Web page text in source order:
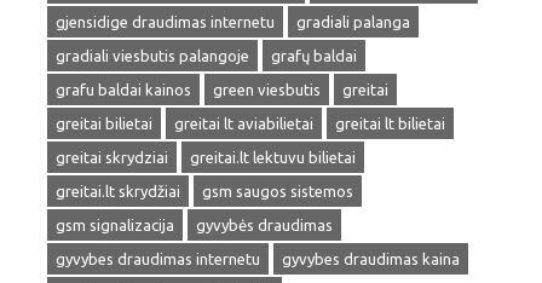
gjensidige draudimas internetu
gradiali palanga
gradiali viesbutis palangoje
grafų baldai
grafu baldai kainos
green viesbutis
greitai
greitai bilietai
greitai lt aviabilietai
greitai lt bilietai
greitai skrydziai
greitai.lt lektuvu bilietai
greitai.lt skrydžiai
gsm saugos sistemos
gsm signalizacija
gyvybės draudimas
gyvybes draudimas internetu
gyvybes draudimas kaina